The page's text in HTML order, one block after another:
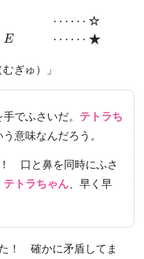
☆
ぎゅ）」
でふさいだ。 テトラち
意味なんだろう。
！ 口と鼻を同時にふさ
テトラちゃん、早く早
！ 確かに矛盾してま